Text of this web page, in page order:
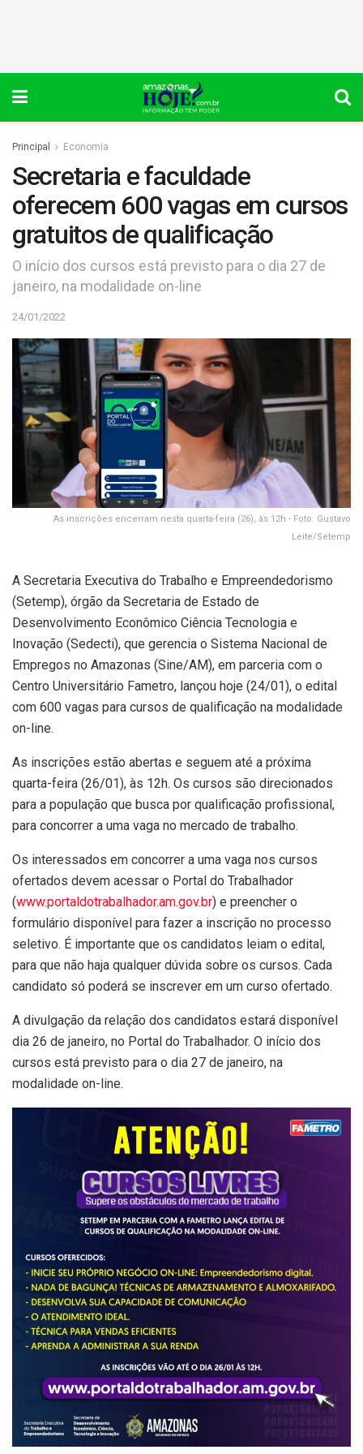
Principal Economia
Secretaria e faculdade
oferecem 600 vagas em cursos
gratuitos de qualificação
O início dos cursos está previsto para o dia 27 de
janeiro, na modalidade on-line
24/01/2022
As inscrições encerram nesta quarta-feira (26), às 12h - Foto: Gustavo
Leite/Setemp
A Secretaria Executiva do Trabalho e Empreendedorismo
(Setemp), órgão da Secretaria de Estado de
Desenvolvimento Econômico Ciência Tecnologia e
Inovação (Sedecti), que gerencia o Sistema Nacional de
Empregos no Amazonas (Sine/AM), em parceria com o
Centro Universitário Fametro, lançou hoje (24/01), o edital
com 600 vagas para cursos de qualificação na modalidade
on-line.
As inscrições estão abertas e seguem até a próxima
quarta-feira (26/01), às 12h. Os cursos são direcionados
para a população que busca por qualificação profissional,
para concorrer a uma vaga no mercado de trabalho.
Os interessados em concorrer a uma vaga nos cursos
ofertados devem acessar o Portal do Trabalhador
(www.portaldotrabalhador.am.gov.br) e preencher o
formulário disponível para fazer a inscrição no processo
seletivo. É importante que os candidatos leiam o edital,
para que não haja qualquer dúvida sobre os cursos. Cada
candidato só poderá se inscrever em um curso ofertado.
A divulgação da relação dos candidatos estará disponível
dia 26 de janeiro, no Portal do Trabalhador. O início dos
cursos está previsto para o dia 27 de janeiro, na
modalidade on-line.